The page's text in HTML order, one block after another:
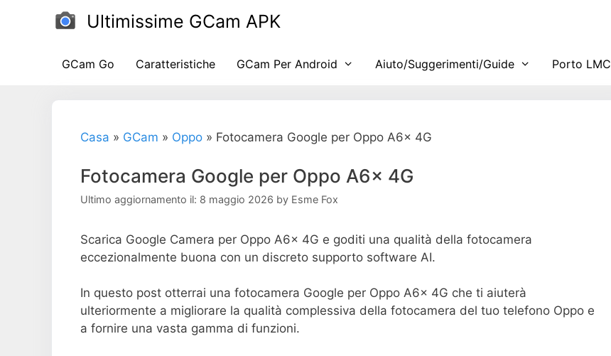
Ultimissime GCam APK
GCam Go Caratteristiche GCam Per Android Aiuto/Suggerimenti/Guide Porto LMC
Casa » GCam » Oppo » Fotocamera Google per Oppo A6x 4G
Fotocamera Google per Oppo A6x 4G
Ultimo aggiornamento il: 8 maggio 2026 by Esme Fox
Scarica Google Camera per Oppo A6x 4G e goditi una qualità della fotocamera
eccezionalmente buona con un discreto supporto software AI.
In questo post otterrai una fotocamera Google per Oppo A6x 4G che ti aiuterà
ulteriormente a migliorare la qualità complessiva della fotocamera del tuo telefono Oppo e
a fornire una vasta gamma di funzioni.